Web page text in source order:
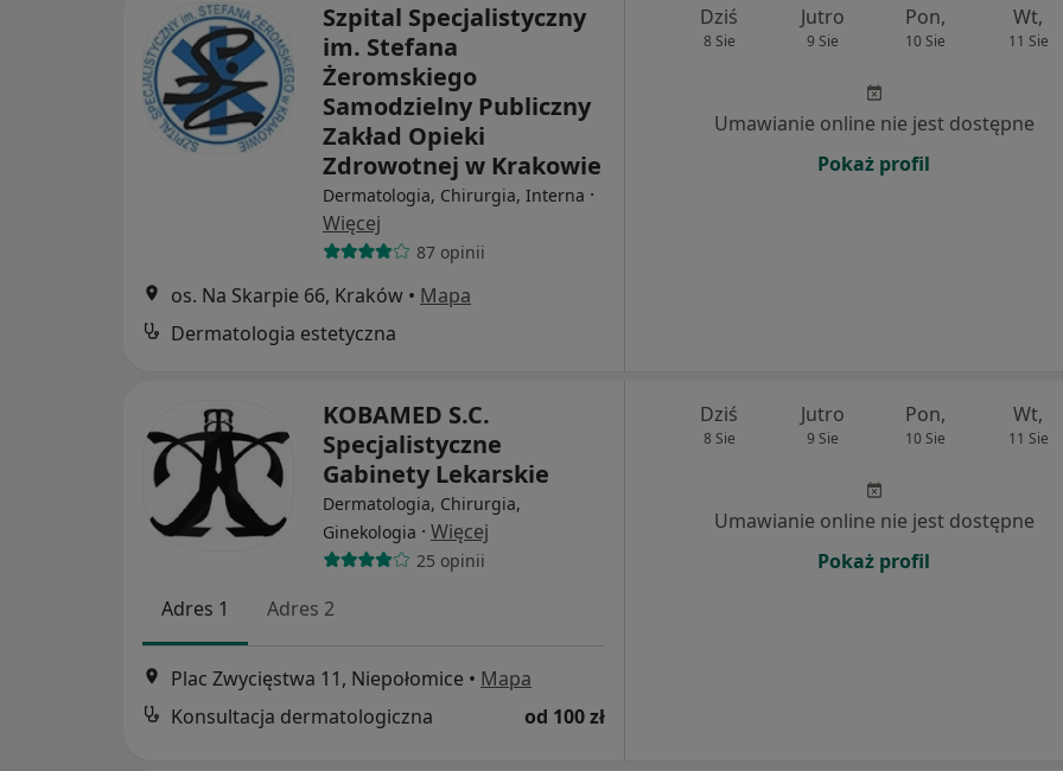
Szpital Specjalistyczny
im. Stefana
Żeromskiego
Samodzielny Publiczny
Zakład Opieki
Zdrowotnej w Krakowie
Dermatologia, Chirurgia, Interna ·
Więcej
87 opinii
os. Na Skarpie 66, Kraków • Mapa
Dermatologia estetyczna
Dziś
8 Sie
Jutro
9 Sie
Pon,
10 Sie
Wt,
11 Sie
Umawianie online nie jest dostępne
Pokaż profil
KOBAMED S.C.
Specjalistyczne
Gabinety Lekarskie
Dermatologia, Chirurgia,
Ginekologia · Więcej
25 opinii
Adres 1 Adres 2
Plac Zwycięstwa 11, Niepołomice • Mapa
Konsultacja dermatologiczna
od 100 zł
Dziś
8 Sie
Jutro
9 Sie
Pon,
10 Sie
Wt,
11 Sie
Umawianie online nie jest dostępne
Pokaż profil